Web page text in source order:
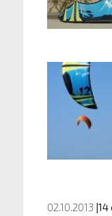
02.10.2013